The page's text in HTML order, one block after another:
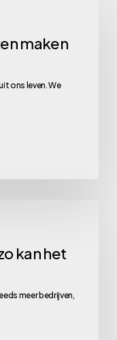
maken
ons leven. We
kan het
meer bedrijven,